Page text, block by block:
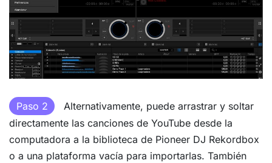
Paso 2
Alternativamente, puede arrastrar y soltar
directamente las canciones de YouTube desde la
computadora a la biblioteca de Pioneer DJ Rekordbox
o a una plataforma vacía para importarlas. También